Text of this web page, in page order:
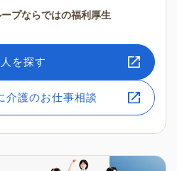
プならではの福利厚生
を探す
介護のお仕事相談